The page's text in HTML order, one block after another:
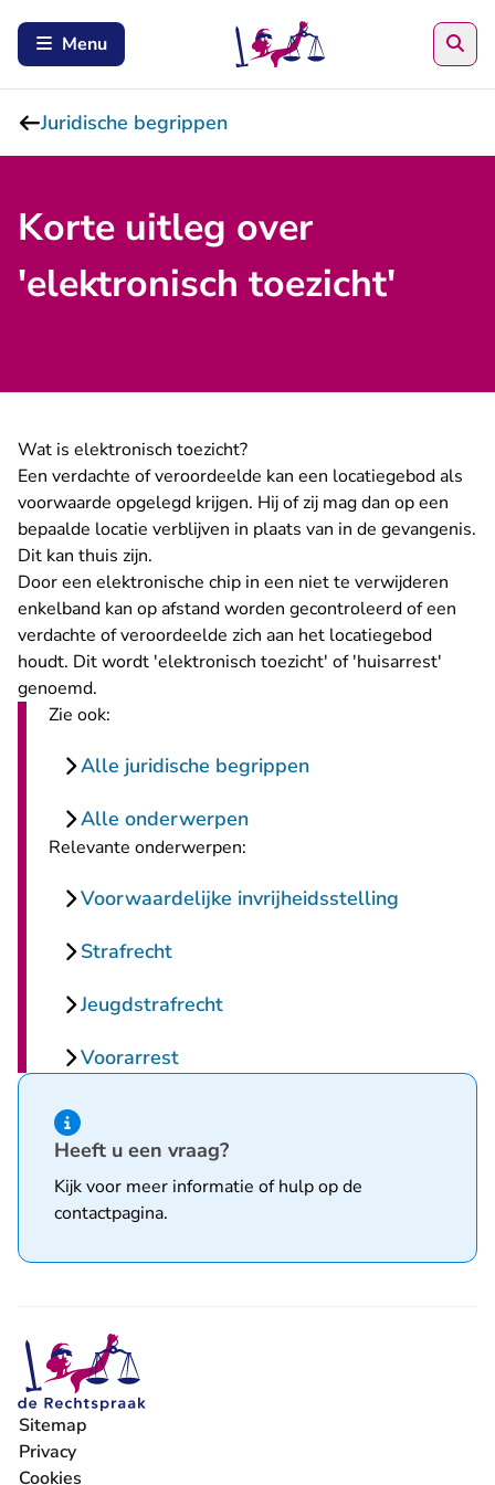
Menu
Juridische begrippen
Korte uitleg over
'elektronisch toezicht'
Wat is elektronisch toezicht?
Een verdachte of veroordeelde kan een locatiegebod als
voorwaarde opgelegd krijgen. Hij of zij mag dan op een
bepaalde locatie verblijven in plaats van in de gevangenis.
Dit kan thuis zijn.
Door een elektronische chip in een niet te verwijderen
enkelband kan op afstand worden gecontroleerd of een
verdachte of veroordeelde zich aan het locatiegebod
houdt. Dit wordt 'elektronisch toezicht' of 'huisarrest'
genoemd.
Zie ook:
Alle juridische begrippen
Alle onderwerpen
Relevante onderwerpen:
Voorwaardelijke invrijheidsstelling
Strafrecht
Jeugdstrafrecht
Voorarrest
Hint van type informatie
Heeft u een vraag?
Kijk voor meer informatie of hulp op de
contactpagina.
Sitemap
Privacy
Cookies